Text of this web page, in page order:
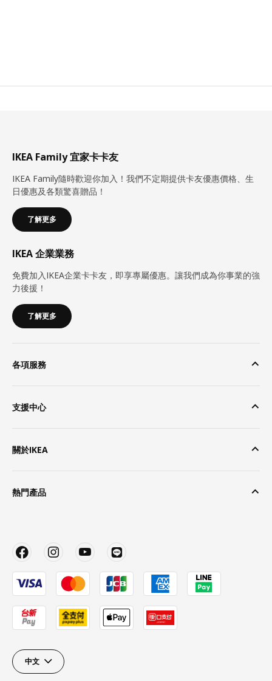
IKEA Family 宜家卡卡友
IKEA Family隨時歡迎你加入！我們不定期提供卡友優惠價格、生
日優惠及各類驚喜贈品！
了解更多
IKEA 企業業務
免費加入IKEA企業卡卡友，即享專屬優惠。讓我們成為你事業的強
力後援！
了解更多
各項服務
支援中心
關於IKEA
熱門產品
中文